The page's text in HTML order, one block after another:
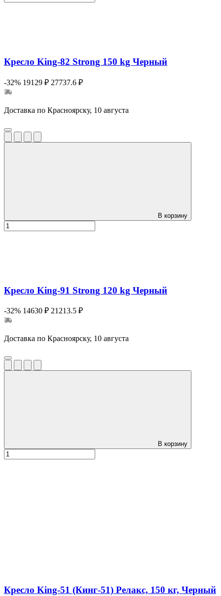
Кресло King-82 Strong 150 kg Черный
-32% 19129 ₽ 27737.6 ₽
Доставка по Красноярску, 10 августа
В корзину
Кресло King-91 Strong 120 kg Черный
-32% 14630 ₽ 21213.5 ₽
Доставка по Красноярску, 10 августа
В корзину
Кресло King-51 (Кинг-51) Релакс, 150 кг, Черный